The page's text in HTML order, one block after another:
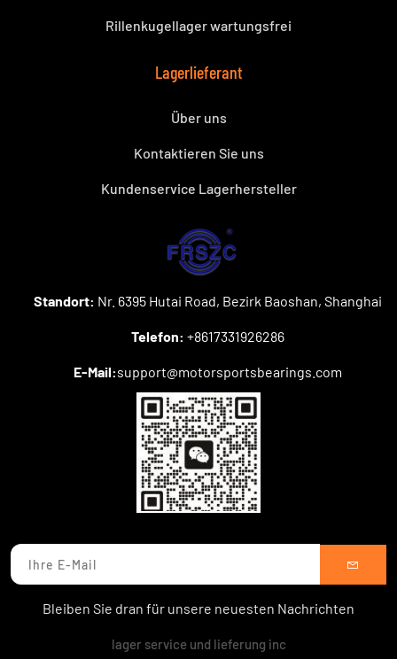
Rillenkugellager wartungsfrei
Lagerlieferant
Über uns
Kontaktieren Sie uns
Kundenservice Lagerhersteller
Standort: Nr. 6395 Hutai Road, Bezirk Baoshan, Shanghai
Telefon: +8617331926286
E-Mail:support@motorsportsbearings.com
Bleiben Sie dran für unsere neuesten Nachrichten
lager service und lieferung inc